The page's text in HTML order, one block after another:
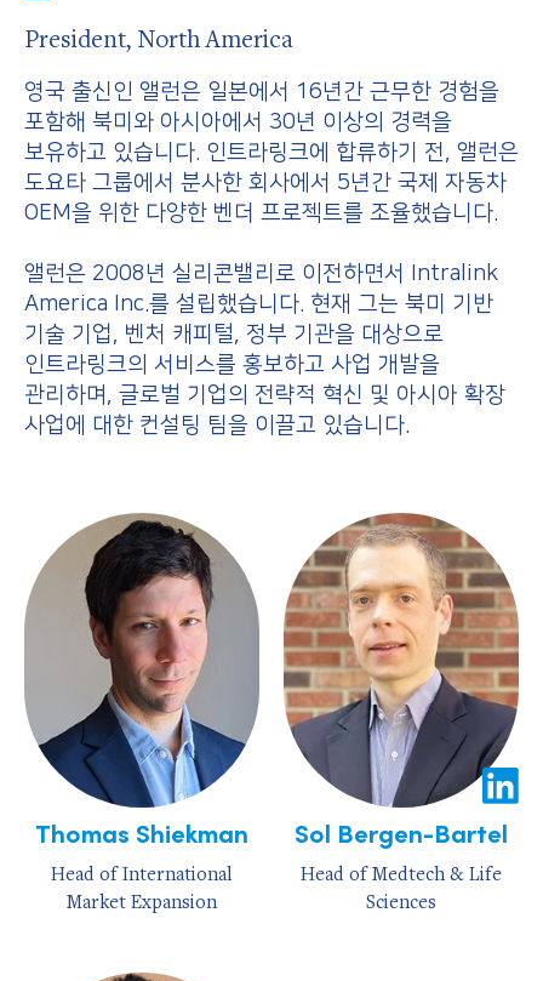
President, North America
영국 출신인 앨런은 일본에서 16년간 근무한 경험을
포함해 북미와 아시아에서 30년 이상의 경력을
보유하고 있습니다. 인트라링크에 합류하기 전, 앨런은
도요타 그룹에서 분사한 회사에서 5년간 국제 자동차
OEM을 위한 다양한 벤더 프로젝트를 조율했습니다.
앨런은 2008년 실리콘밸리로 이전하면서 Intralink
America Inc.를 설립했습니다. 현재 그는 북미 기반
기술 기업, 벤처 캐피털, 정부 기관을 대상으로
인트라링크의 서비스를 홍보하고 사업 개발을
관리하며, 글로벌 기업의 전략적 혁신 및 아시아 확장
사업에 대한 컨설팅 팀을 이끌고 있습니다.
Thomas Shiekman
Head of International
Market Expansion
Sol Bergen-Bartel
Head of Medtech & Life
Sciences